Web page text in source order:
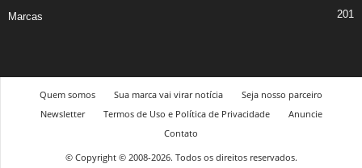
Marcas 201
Quem somos Sua marca vai virar notícia
Seja nosso parceiro
Newsletter
Termos de Uso e Política de Privacidade
Anuncie
Contato
© Copyright © 2008-2026. Todos os direitos reservados.